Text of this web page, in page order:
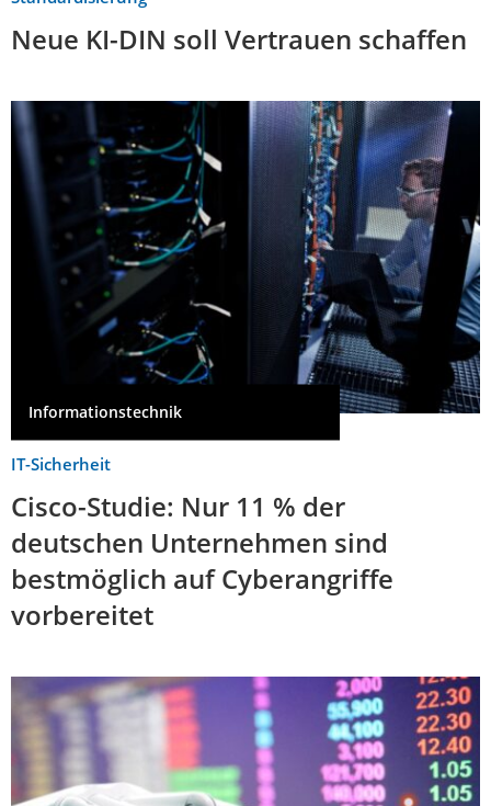
Neue KI-DIN soll Vertrauen schaffen
Informationstechnik
IT-Sicherheit
Cisco-Studie: Nur 11 % der
deutschen Unternehmen sind
bestmöglich auf Cyberangriffe
vorbereitet